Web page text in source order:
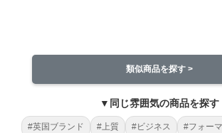
類似商品を探す >
▼同じ雰囲気の商品を探す
#英国ブランド #上質 #ビジネス #フォー